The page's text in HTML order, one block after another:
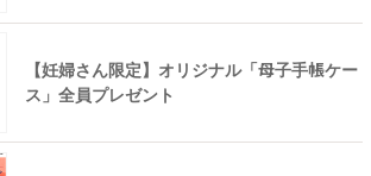
【妊婦さん限定】オリジナル「母子手帳ケー
ス」全員プレゼント